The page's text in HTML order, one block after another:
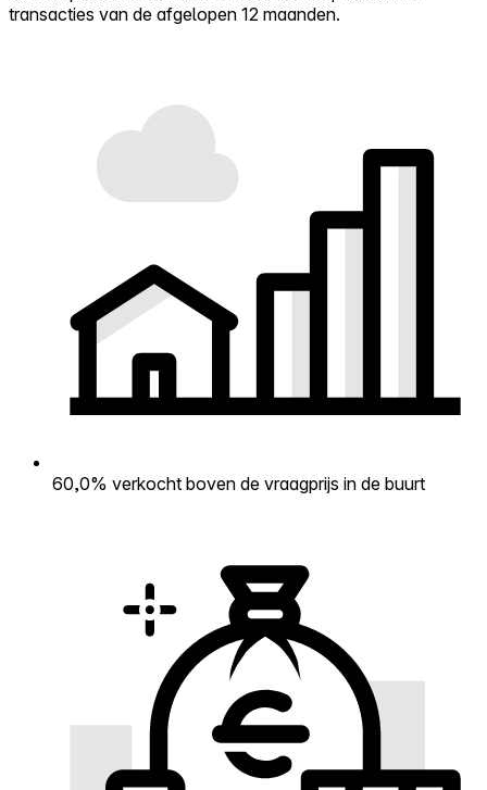
transacties van de afgelopen 12 maanden.
60,0% verkocht boven de vraagprijs in de buurt